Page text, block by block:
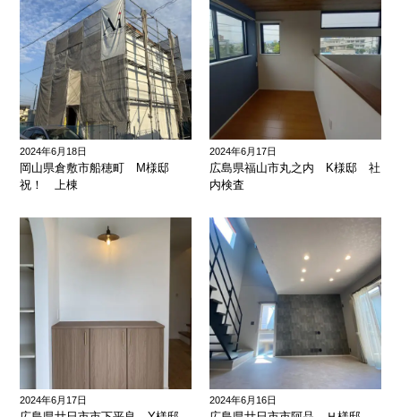
2024年6月18日
岡山県倉敷市船穂町 M様邸
祝！ 上棟
2024年6月17日
広島県福山市丸之内 K様邸 社
内検査
2024年6月17日 2024年6月16日